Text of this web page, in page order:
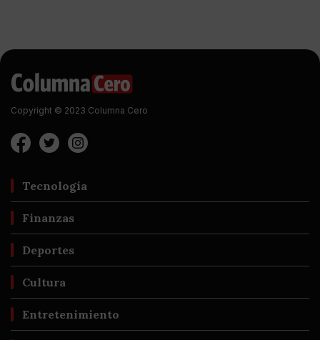
Copyright © 2023 Columna Cero
Tecnología
Finanzas
Deportes
Cultura
Entretenimiento